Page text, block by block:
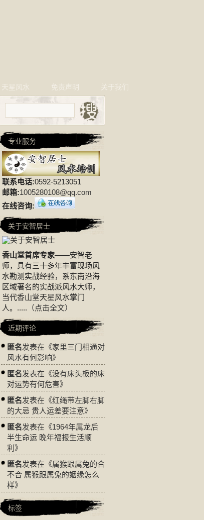
天星风水 免责声明 关于我们
专业服务
联系电话:0592-5213051
邮箱:1005280108@qq.com
在线咨询:
关于安智居士
香山堂首席专家——安智老
师，具有三十多年丰富现场风
水勘测实战经验，系东南沿海
区域著名的实战派风水大师，
当代香山堂天星风水掌门
人。..... （点击全文）
近期评论
匿名发表在《家里三门相通对
风水有何影响》
匿名发表在《没有床头板的床
对运势有何危害》
匿名发表在《红绳带左脚右脚
的大忌 贵人运差要注意》
匿名发表在《1964年属龙后
半生命运 晚年福报生活顺
利 》
匿名发表在《属猴跟属兔的合
不合 属猴跟属兔的姻缘怎么
样》
标签